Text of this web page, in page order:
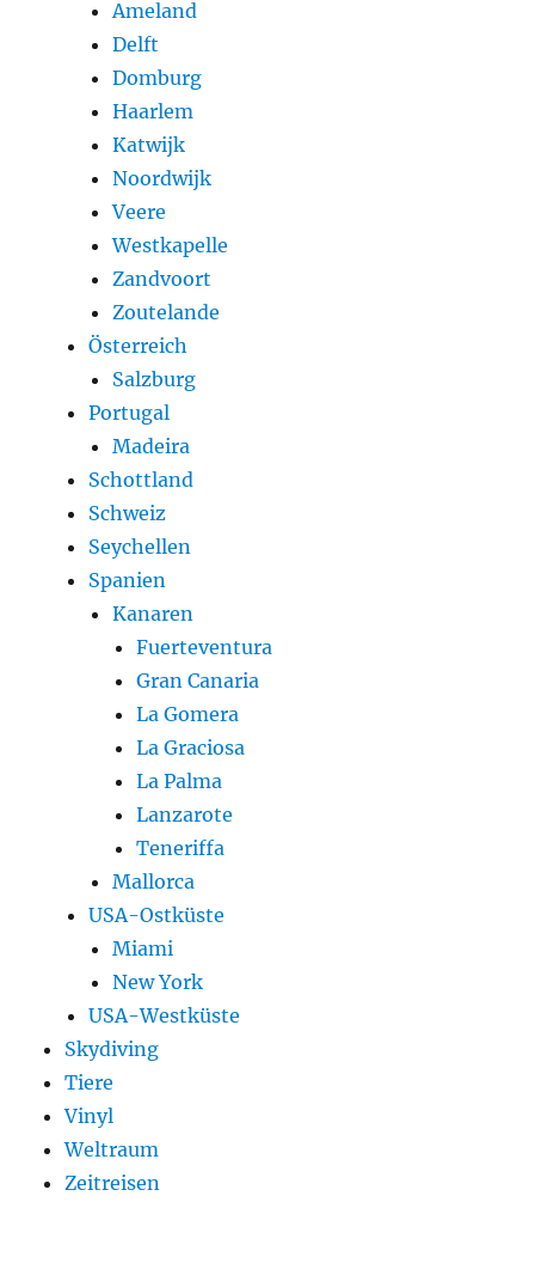
Ameland
Delft
Domburg
Haarlem
Katwijk
Noordwijk
Veere
Westkapelle
Zandvoort
Zoutelande
Österreich
Salzburg
Portugal
Madeira
Schottland
Schweiz
Seychellen
Spanien
Kanaren
Fuerteventura
Gran Canaria
La Gomera
La Graciosa
La Palma
Lanzarote
Teneriffa
Mallorca
USA-Ostküste
Miami
New York
USA-Westküste
Skydiving
Tiere
Vinyl
Weltraum
Zeitreisen